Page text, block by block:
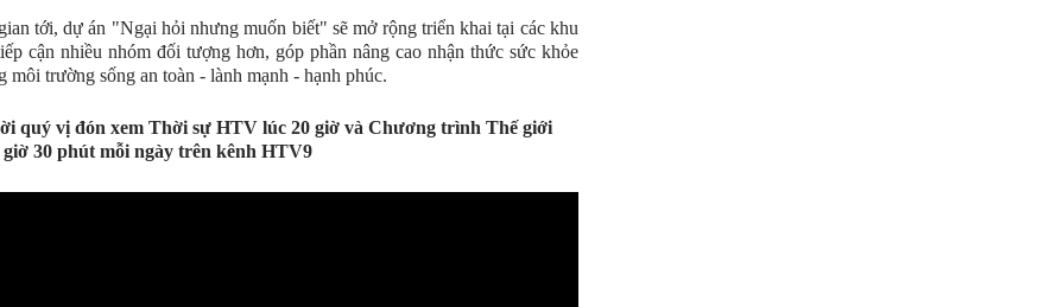
tới, dự án "Ngại hỏi nhưng muốn biết" sẽ mở rộng triển khai tại các khu
cận nhiều nhóm đối tượng hơn, góp phần nâng cao nhận thức sức khỏe
môi trường sống an toàn - lành mạnh - hạnh phúc.
quý vị đón xem Thời sự HTV lúc 20 giờ và Chương trình Thế giới
giờ 30 phút mỗi ngày trên kênh HTV9